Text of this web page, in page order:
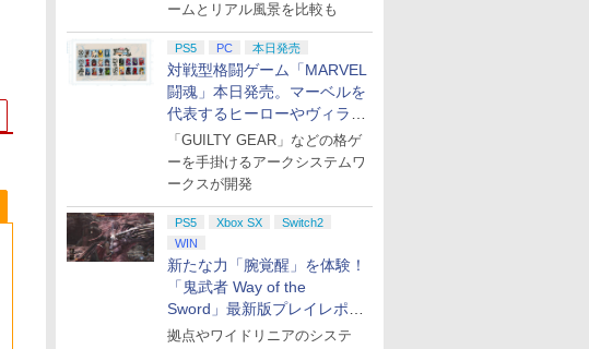
ームとリアル風景を比較も
PS5 PC 本日発売
対戦型格闘ゲーム「MARVEL
闘魂」本日発売。マーベルを
代表するヒーローやヴィラン
たちが登場
「GUILTY GEAR」などの格ゲ
ーを手掛けるアークシステムワ
ークスが開発
PS5 Xbox SX
Switch2
WIN
新たな力「腕覚醒」を体験！
「鬼武者 Way of the
Sword」最新版プレイレポー
ト
拠点やワイドリニアのシステ
【楽天ブックス限定特 【ダイヤ・プラチナ会
PlayStation5用カバー ＼お買い物マラソンは
本好きの下剋上 司書に 『本好きの下剋上』
8
8
8
8